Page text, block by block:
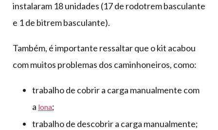
instalaram 18 unidades (17 de rodotrem basculante
e 1 de bitrem basculante).
Também, é importante ressaltar que o kit acabou
com muitos problemas dos caminhoneiros, como:
trabalho de cobrir a carga manualmente com
a lona;
trabalho de descobrir a carga manualmente;